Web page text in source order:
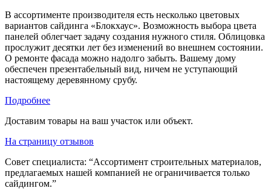
В ассортименте производителя есть несколько цветовых
вариантов сайдинга «Блокхаус». Возможность выбора цвета
панелей облегчает задачу создания нужного стиля. Облицовка
прослужит десятки лет без изменений во внешнем состоянии.
О ремонте фасада можно надолго забыть. Вашему дому
обеспечен презентабельный вид, ничем не уступающий
настоящему деревянному срубу.
Подробнее
Доставим товары на ваш участок или объект.
На страницу отзывов
Совет специалиста: “Ассортимент строительных материалов,
предлагаемых нашей компанией не ограничивается только
сайдингом.”